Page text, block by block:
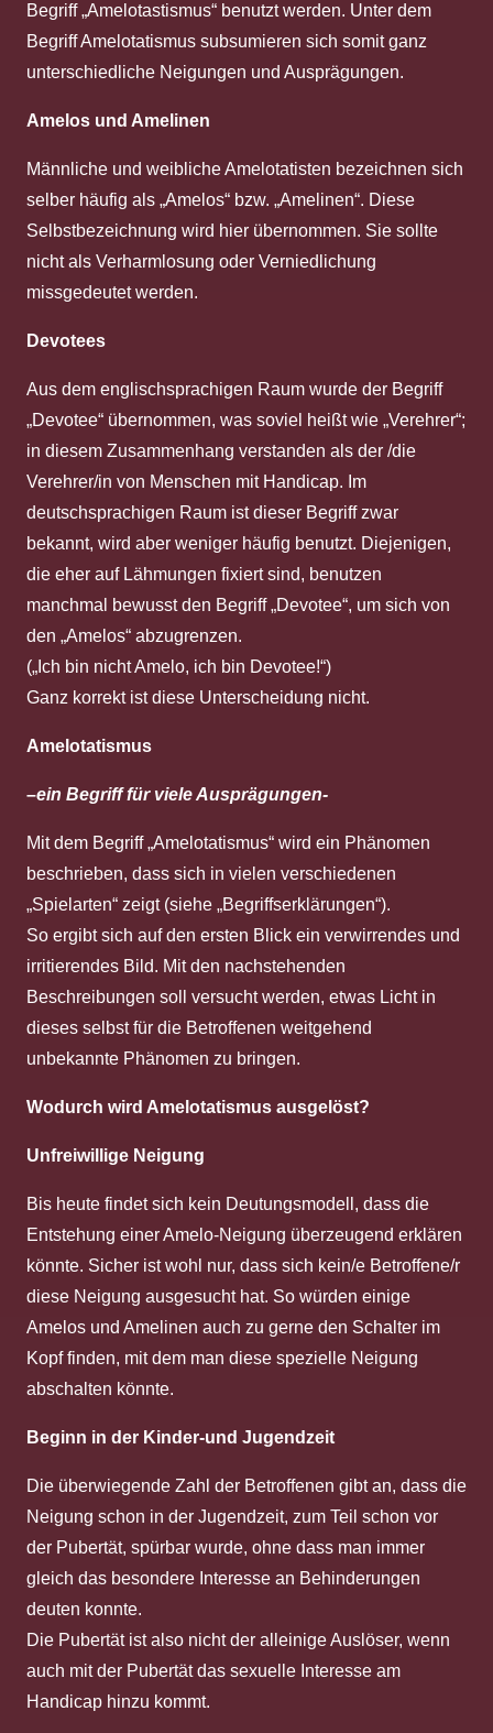
Begriff „Amelotastismus“ benutzt werden. Unter dem
Begriff Amelotatismus subsumieren sich somit ganz
unterschiedliche Neigungen und Ausprägungen.
Amelos und Amelinen
Männliche und weibliche Amelotatisten bezeichnen sich
selber häufig als „Amelos“ bzw. „Amelinen“. Diese
Selbstbezeichnung wird hier übernommen. Sie sollte
nicht als Verharmlosung oder Verniedlichung
missgedeutet werden.
Devotees
Aus dem englischsprachigen Raum wurde der Begriff
„Devotee“ übernommen, was soviel heißt wie „Verehrer“;
in diesem Zusammenhang verstanden als der /die
Verehrer/in von Menschen mit Handicap. Im
deutschsprachigen Raum ist dieser Begriff zwar
bekannt, wird aber weniger häufig benutzt. Diejenigen,
die eher auf Lähmungen fixiert sind, benutzen
manchmal bewusst den Begriff „Devotee“, um sich von
den „Amelos“ abzugrenzen.
(„Ich bin nicht Amelo, ich bin Devotee!“)
Ganz korrekt ist diese Unterscheidung nicht.
Amelotatismus
–ein Begriff für viele Ausprägungen-
Mit dem Begriff „Amelotatismus“ wird ein Phänomen
beschrieben, dass sich in vielen verschiedenen
„Spielarten“ zeigt (siehe „Begriffserklärungen“).
So ergibt sich auf den ersten Blick ein verwirrendes und
irritierendes Bild. Mit den nachstehenden
Beschreibungen soll versucht werden, etwas Licht in
dieses selbst für die Betroffenen weitgehend
unbekannte Phänomen zu bringen.
Wodurch wird Amelotatismus ausgelöst?
Unfreiwillige Neigung
Bis heute findet sich kein Deutungsmodell, dass die
Entstehung einer Amelo-Neigung überzeugend erklären
könnte. Sicher ist wohl nur, dass sich kein/e Betroffene/r
diese Neigung ausgesucht hat. So würden einige
Amelos und Amelinen auch zu gerne den Schalter im
Kopf finden, mit dem man diese spezielle Neigung
abschalten könnte.
Beginn in der Kinder-und Jugendzeit
Die überwiegende Zahl der Betroffenen gibt an, dass die
Neigung schon in der Jugendzeit, zum Teil schon vor
der Pubertät, spürbar wurde, ohne dass man immer
gleich das besondere Interesse an Behinderungen
deuten konnte.
Die Pubertät ist also nicht der alleinige Auslöser, wenn
auch mit der Pubertät das sexuelle Interesse am
Handicap hinzu kommt.